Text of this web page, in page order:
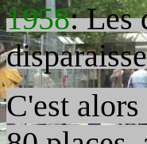
1958: Les
C'est